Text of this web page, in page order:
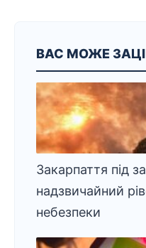
ВАС МОЖЕ
Закарпаття під
надзвичайний
небезпеки